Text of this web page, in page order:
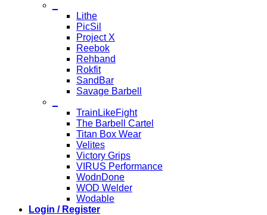
Lithe
PicSil
Project X
Reebok
Rehband
Rokfit
SandBar
Savage Barbell
TrainLikeFight
The Barbell Cartel
Titan Box Wear
Velites
Victory Grips
VIRUS Performance
WodnDone
WOD Welder
Wodable
Login / Register